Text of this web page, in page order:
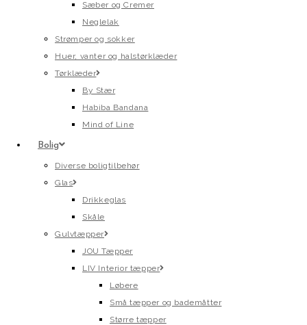
Sæber og Cremer
Neglelak
Strømper og sokker
Huer, vanter og halstørklæder
Tørklæder
By Stær
Habiba Bandana
Mind of Line
Bolig
Diverse boligtilbehør
Glas
Drikkeglas
Skåle
Gulvtæpper
JOU Tæpper
LIV Interior tæpper
Løbere
Små tæpper og bademåtter
Større tæpper